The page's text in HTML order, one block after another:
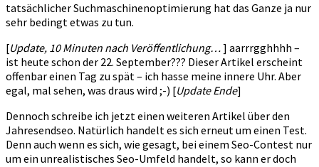
tatsächlicher Suchmaschinenoptimierung hat das Ganze ja nur
sehr bedingt etwas zu tun.
[Update, 10 Minuten nach Veröffentlichung…] aarrrgghhhh –
ist heute schon der 22. September??? Dieser Artikel erscheint
offenbar einen Tag zu spät – ich hasse meine innere Uhr. Aber
egal, mal sehen, was draus wird ;-) [Update Ende]
Dennoch schreibe ich jetzt einen weiteren Artikel über den
Jahresendseo. Natürlich handelt es sich erneut um einen Test.
Denn auch wenn es sich, wie gesagt, bei einem Seo-Contest nur
um ein unrealistisches Seo-Umfeld handelt, so kann er doch